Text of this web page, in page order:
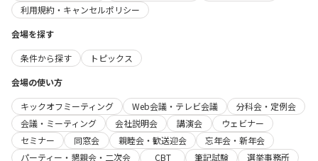
利用規約・キャンセルポリシー
会場を探す
条件から探す
トピックス
会場の使い方
キックオフミーティング
Web会議・テレビ会議
分科会・定例会
会議・ミーティング
会社説明会 講演会
ウェビナー
セミナー
同窓会 親睦会・歓送迎会
忘年会・新年会
パーティー・懇親会・二次会
CBT 筆記試験
選挙事務所